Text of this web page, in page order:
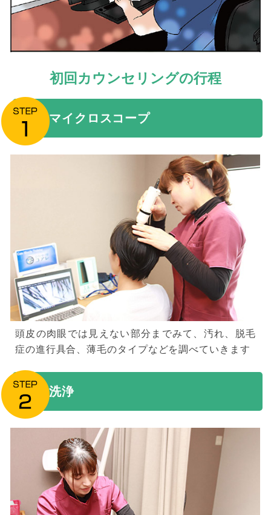
初回カウンセリングの行程
マイクロスコープ
頭皮の肉眼では見えない部分までみて、汚れ、脱毛
症の進行具合、薄毛のタイプなどを調べていきます
洗浄